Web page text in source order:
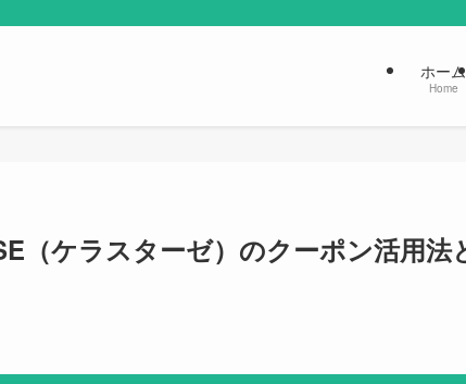
ホーム
Home
（ケラスターゼ）のクーポン活用法